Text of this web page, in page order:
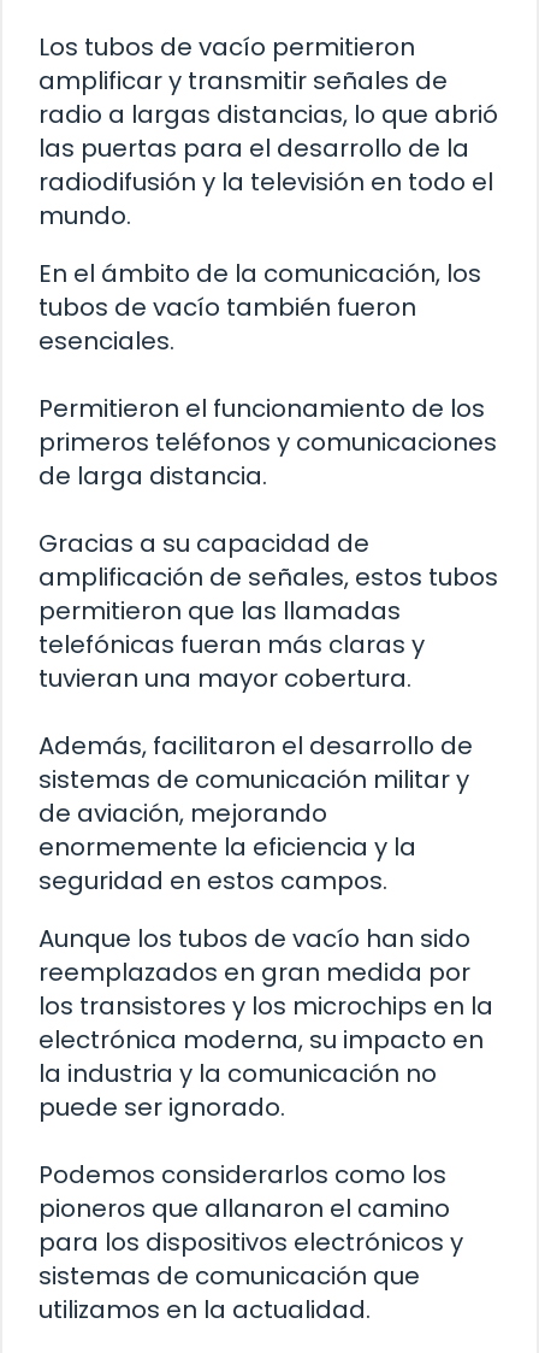
Los tubos de vacío permitieron
amplificar y transmitir señales de
radio a largas distancias, lo que abrió
las puertas para el desarrollo de la
radiodifusión y la televisión en todo el
mundo.
En el ámbito de la comunicación, los
tubos de vacío también fueron
esenciales.
Permitieron el funcionamiento de los
primeros teléfonos y comunicaciones
de larga distancia.
Gracias a su capacidad de
amplificación de señales, estos tubos
permitieron que las llamadas
telefónicas fueran más claras y
tuvieran una mayor cobertura.
Además, facilitaron el desarrollo de
sistemas de comunicación militar y
de aviación, mejorando
enormemente la eficiencia y la
seguridad en estos campos.
Aunque los tubos de vacío han sido
reemplazados en gran medida por
los transistores y los microchips en la
electrónica moderna, su impacto en
la industria y la comunicación no
puede ser ignorado.
Podemos considerarlos como los
pioneros que allanaron el camino
para los dispositivos electrónicos y
sistemas de comunicación que
utilizamos en la actualidad.